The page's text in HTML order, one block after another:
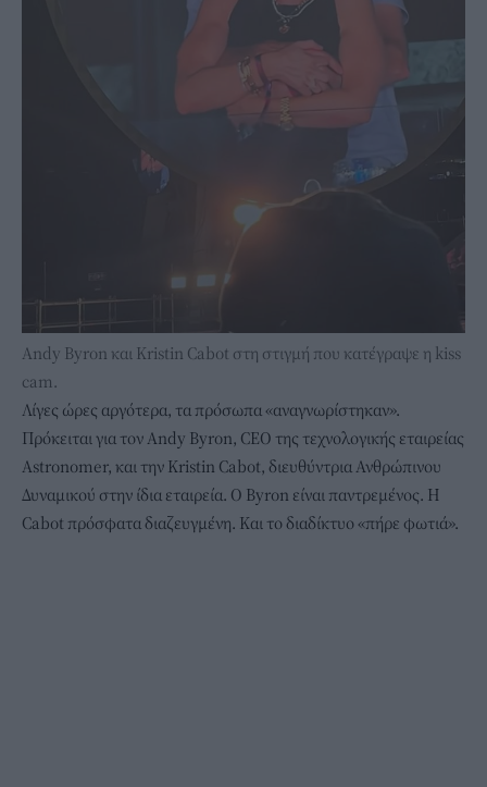
Andy Byron και Kristin Cabot στη στιγμή που κατέγραψε η kiss
cam.
Λίγες ώρες αργότερα, τα πρόσωπα «αναγνωρίστηκαν».
Πρόκειται για τον Andy Byron, CEO της τεχνολογικής εταιρείας
Astronomer, και την Kristin Cabot, διευθύντρια Ανθρώπινου
Δυναμικού στην ίδια εταιρεία. Ο Byron είναι παντρεμένος. Η
Cabot πρόσφατα διαζευγμένη. Και το διαδίκτυο «πήρε φωτιά».